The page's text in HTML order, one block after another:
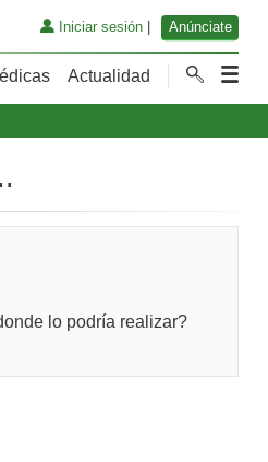
Iniciar sesión| Anúnciate
Actualidad
lo podría realizar?